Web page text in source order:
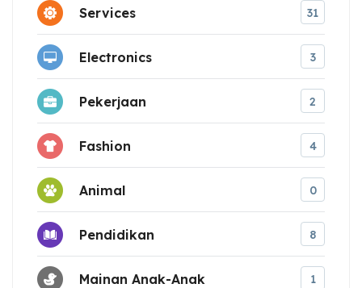
Services 31
Electronics 3
Pekerjaan 2
Fashion 4
Animal 0
Pendidikan 8
Mainan Anak-Anak 1